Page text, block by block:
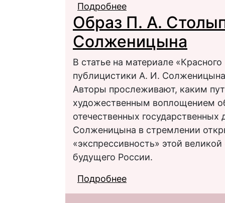
Подробнее
противостояние
Образ П. А.
Солженицына
В статье на материале
публицистики А. И.
Авторы прослеживают, каким
художественным воплощением
отечественных
Солженицына в стремлении
«экспрессивность» этой
будущего России.
Подробнее